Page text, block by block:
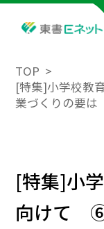
TOP
[特集]小学校教
業づくりの要は
[特集]小
向けて ⑥